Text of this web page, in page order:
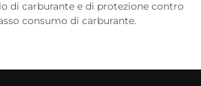
di carburante e di protezione contro
consumo di carburante.